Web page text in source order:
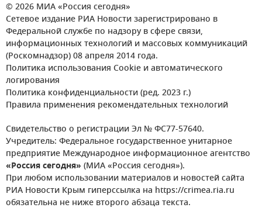
© 2026 МИА «Россия сегодня»
Сетевое издание РИА Новости зарегистрировано в
Федеральной службе по надзору в сфере связи,
информационных технологий и массовых коммуникаций
(Роскомнадзор) 08 апреля 2014 года.
Политика использования Cookie и автоматического
логирования
Политика конфиденциальности (ред. 2023 г.)
Правила применения рекомендательных технологий
Свидетельство о регистрации Эл № ФС77-57640.
Учредитель: Федеральное государственное унитарное
предприятие Международное информационное агентство
«Россия сегодня» (МИА «Россия сегодня»).
При любом использовании материалов и новостей сайта
РИА Новости Крым гиперссылка на https://crimea.ria.ru
обязательна не ниже второго абзаца текста.